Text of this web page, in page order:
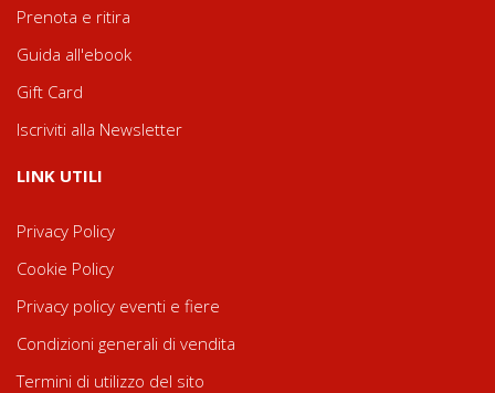
Prenota e ritira
Guida all'ebook
Gift Card
Iscriviti alla Newsletter
LINK UTILI
Privacy Policy
Cookie Policy
Privacy policy eventi e fiere
Condizioni generali di vendita
Termini di utilizzo del sito